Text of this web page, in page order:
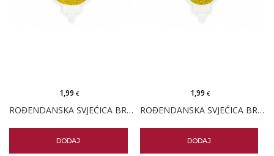
ROĐENDANSKA SVJEĆICA BROJ 8 - ZLATNA
1,99€
DODAJ
ROĐENDANSKA SVJEĆICA BROJ 9 - ZLATNA
1,99 €
DODAJ